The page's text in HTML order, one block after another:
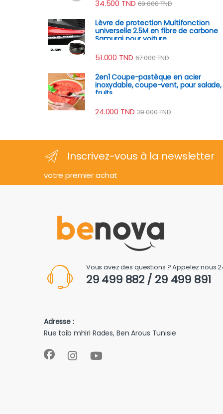
34.500 TND 69.000TND
Lèvre de protection Multifonction
universelle 2.5M en fibre de carbone
Samurai pour voiture
51.000 TND 67.000TND
2en1 Coupe-pastèque en acier
inoxydable, coupe-vent, pour salade,
fruits
24.000 TND 39.000TND
Inscrivez-vous à la newsletter
votre premier achat
Vous avez des questions ? Appelez nous
29 499 882 / 29 499 891
Adresse :
Rue taib mhiri Rades, Ben Arous Tunisie